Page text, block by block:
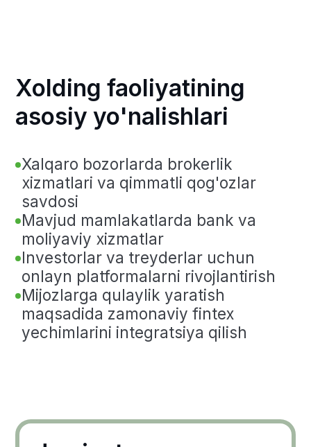
Dunyo yetakchiligiga yo‘l
Qimmatli qog‘ozlar bozoridagi ilk
birini yaratishgacha.
Timur Turlovning tarjimai holi — izchil
o‘sish va ulkan maqsadlar tarixidir.
Bugungi kunda Freedom Holding Corp.
jahon moliya bozoridagi mavqeini
mustahkamlab, geografiya va xizmatlar
doirasini kengaytirishni davom ettirmoqda.
301-uy
Ish vaqti: 10:00 - 19:00 (GMT+5)